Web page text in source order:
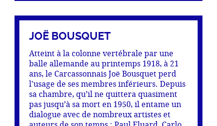
JOË BOUSQUET
Atteint à la colonne vertébrale par une
balle allemande au printemps 1918, à 21
ans, le Carcassonnais Joë Bousquet perd
l'usage de ses membres inférieurs. Depuis
sa chambre, qu’il ne quittera quasiment
pas jusqu’à sa mort en 1950, il entame un
dialogue avec de nombreux artistes et